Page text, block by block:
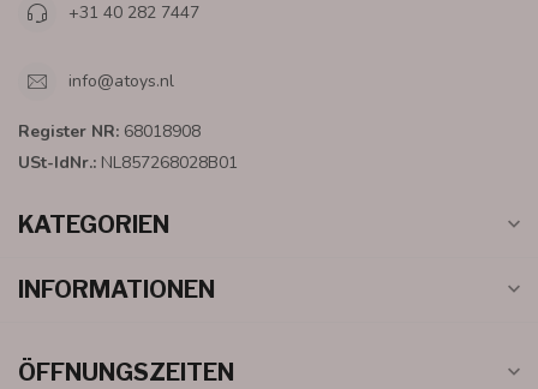
+31 40 282 7447
info@atoys.nl
Register NR: 68018908
USt-IdNr.: NL857268028B01
KATEGORIEN
INFORMATIONEN
ÖFFNUNGSZEITEN